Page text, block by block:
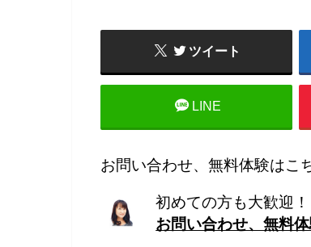
ツイート
LINE
お問い合わせ、無料体験はこ
初めての方も大歓迎！
お問い合わせ、無料